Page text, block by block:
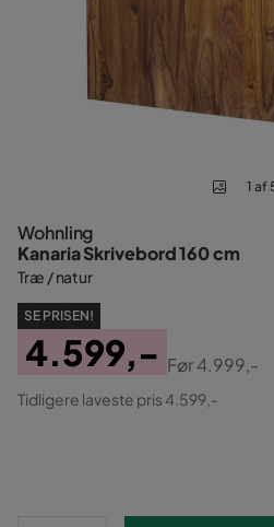
1 af
Wohnling
Kanaria Skrivebord 160 cm
Træ / natur
SE PRISEN!
Pris
4.599,-
Original
Før4.999,-
Tidligere laveste pris 4.599,-